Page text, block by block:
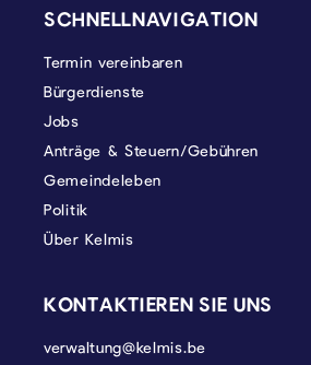
SCHNELLNAVIGATION
Termin vereinbaren
Bürgerdienste
Jobs
Anträge & Steuern/Gebühren
Gemeindeleben
Politik
Über Kelmis
KONTAKTIEREN SIE UNS
verwaltung@kelmis.be